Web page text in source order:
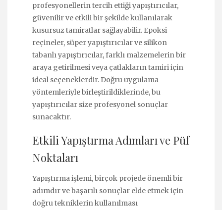
profesyonellerin tercih ettiği yapıştırıcılar,
güvenilir ve etkili bir şekilde kullanılarak
kusursuz tamiratlar sağlayabilir. Epoksi
reçineler, süper yapıştırıcılar ve silikon
tabanlı yapıştırıcılar, farklı malzemelerin bir
araya getirilmesi veya çatlakların tamiri için
ideal seçeneklerdir. Doğru uygulama
yöntemleriyle birleştirildiklerinde, bu
yapıştırıcılar size profesyonel sonuçlar
sunacaktır.
Etkili Yapıştırma Adımları ve Püf
Noktaları
Yapıştırma işlemi, birçok projede önemli bir
adımdır ve başarılı sonuçlar elde etmek için
doğru tekniklerin kullanılması